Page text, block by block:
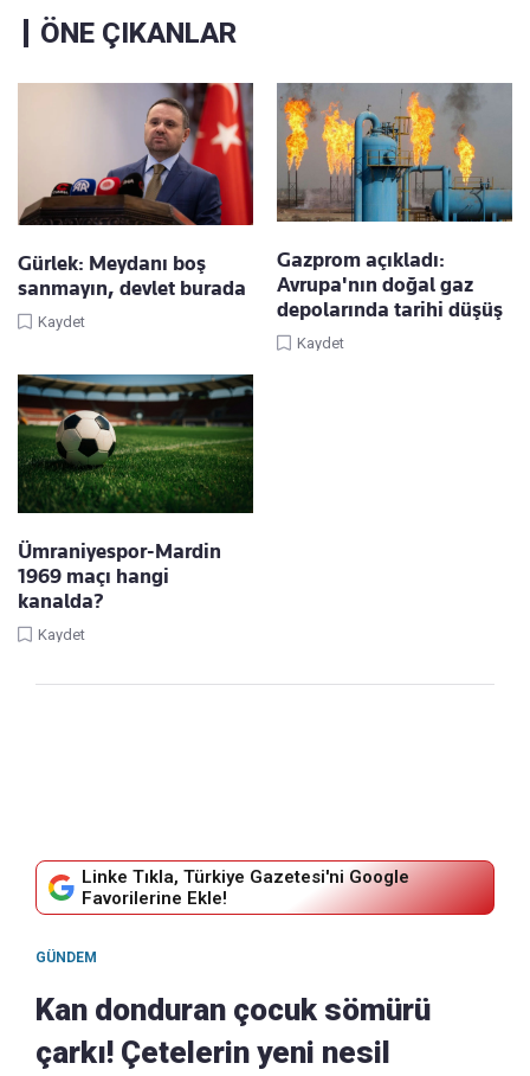
ÖNE ÇIKANLAR
Gürlek: Meydanı boş
sanmayın, devlet burada
Kaydet
Gazprom açıkladı:
Avrupa'nın doğal gaz
depolarında tarihi düşüş
Kaydet
Ümraniyespor-Mardin
1969 maçı hangi
kanalda?
Kaydet
Linke Tıkla, Türkiye Gazetesi'ni Google
Favorilerine Ekle!
GÜNDEM
Kan donduran çocuk sömürü
çarkı! Çetelerin yeni nesil